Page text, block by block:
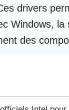
drivers
Windows, la
des